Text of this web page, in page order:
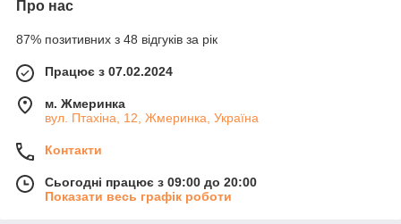
Про нас
87% позитивних з 48 відгуків за рік
Працює з 07.02.2024
м. Жмеринка
вул. Птахіна, 12, Жмеринка, Україна
Контакти
Сьогодні працює з 09:00 до 20:00
Показати весь графік роботи